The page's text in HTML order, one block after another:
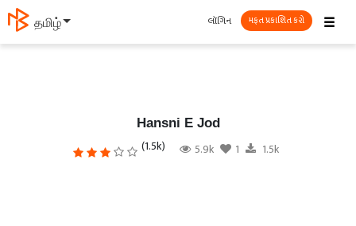
தமிழ் ☰
લૉગિન મફત પ્રકાશિત કરો
Hansni E Jod
(1.5k) 5.9k 1 1.5k